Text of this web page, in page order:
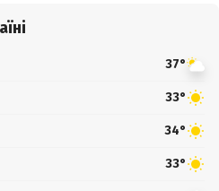
37°
33°
34°
33°